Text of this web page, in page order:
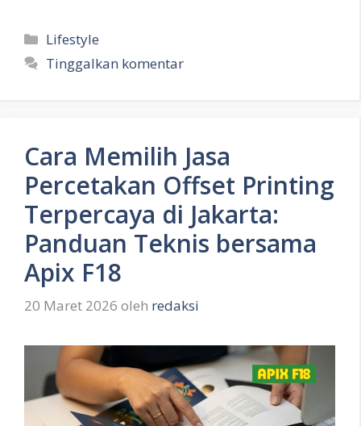
Kategori
Lifestyle
Tinggalkan komentar
Cara Memilih Jasa
Percetakan Offset Printing
Terpercaya di Jakarta:
Panduan Teknis bersama
Apix F18
20 Maret 2026 oleh redaksi